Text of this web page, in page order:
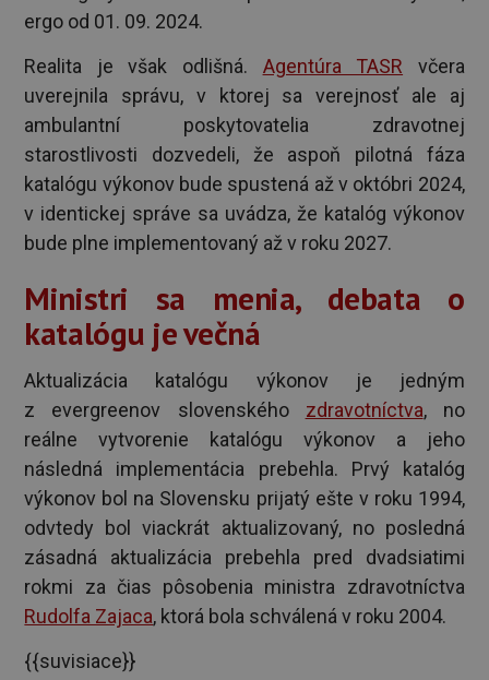
ergo od 01. 09. 2024.
Realita je však odlišná. Agentúra TASR včera
uverejnila správu, v ktorej sa verejnosť ale aj
ambulantní poskytovatelia zdravotnej
starostlivosti dozvedeli, že aspoň pilotná fáza
katalógu výkonov bude spustená až v októbri 2024,
v identickej správe sa uvádza, že katalóg výkonov
bude plne implementovaný až v roku 2027.
Ministri sa menia, debata o
katalógu je večná
Aktualizácia katalógu výkonov je jedným
z evergreenov slovenského zdravotníctva, no
reálne vytvorenie katalógu výkonov a jeho
následná implementácia prebehla. Prvý katalóg
výkonov bol na Slovensku prijatý ešte v roku 1994,
odvtedy bol viackrát aktualizovaný, no posledná
zásadná aktualizácia prebehla pred dvadsiatimi
rokmi za čias pôsobenia ministra zdravotníctva
Rudolfa Zajaca, ktorá bola schválená v roku 2004.
{{suvisiace}}